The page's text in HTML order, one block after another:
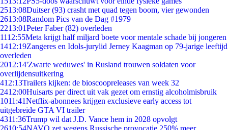
2513:08Duitser (93) crasht met quad tegen boom, vier gewonden
2613:08Random Pics van de Dag #1979
2213:01Peter Faber (82) overleden
1112:55Meta krijgt half miljard boete voor mentale schade bij jongeren
1412:19Zangeres en Idols-jurylid Jerney Kaagman op 79-jarige leeftijd
overleden
2012:14'Zwarte weduwes' in Rusland trouwen soldaten voor
overlijdensuitkering
412:13Trailers kijken: de bioscoopreleases van week 32
2412:00Huisarts per direct uit vak gezet om ernstig alcoholmisbruik
1011:41Netflix-abonnees krijgen exclusieve early access tot
uitgebreide GTA VI trailer
4311:36Trump wil dat J.D. Vance hem in 2028 opvolgt
2610:54NAVO zet wegens Russische provocatie 250% meer